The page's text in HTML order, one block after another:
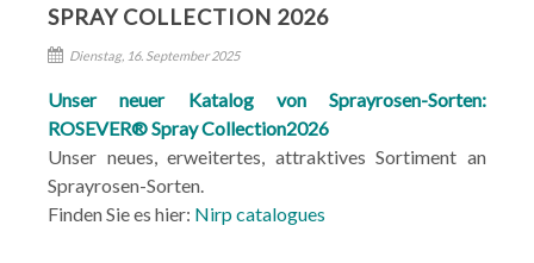
SPRAY COLLECTION 2026
Dienstag, 16. September 2025
Unser neuer Katalog von Sprayrosen-Sorten:
ROSEVER® Spray Collection2026
Unser neues, erweitertes, attraktives Sortiment an
Sprayrosen-Sorten.
Finden Sie es hier: Nirp catalogues